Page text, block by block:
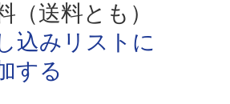
（送料とも）
込みリストに
する